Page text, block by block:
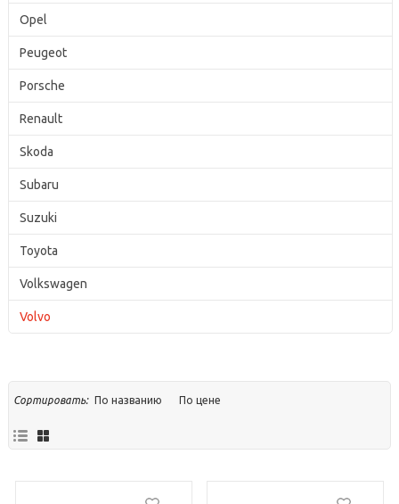
Opel
Peugeot
Porsche
Renault
Skoda
Subaru
Suzuki
Toyota
Volkswagen
Volvo
Сортировать: По названию По цене